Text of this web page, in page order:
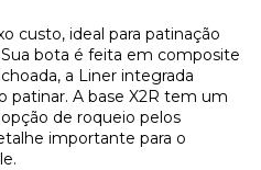
custo, ideal para patinação
bota é feita em composite
a Liner integrada
patinar. A base X2R tem um
de roqueio pelos
importante para o